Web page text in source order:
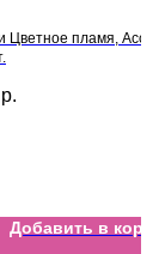
Цветное пламя,
р.
Добавить в